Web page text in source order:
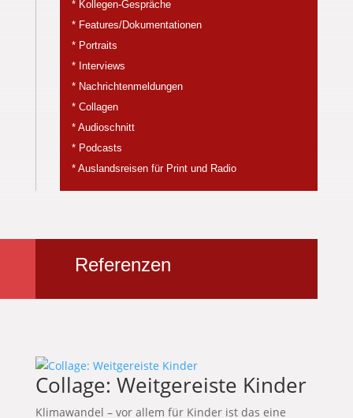
* Kollegen-Gespräche
* Features/Dokumentationen
* Portraits
* Interviews
* Nachrichtenmeldungen
* Collagen
* Audioschnitt
* Podcasts
* Auslandsreisen für Print und Radio
Referenzen
Collage: Weitgereiste Kinder
Klimawandel – vor allem für Kinder ist das eine